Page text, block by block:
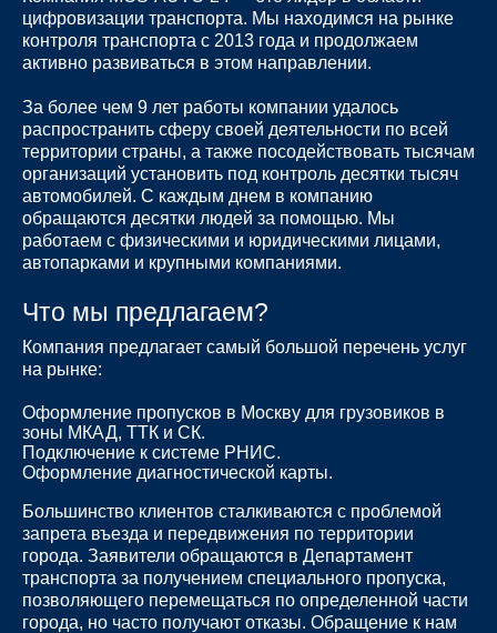
цифровизации транспорта. Мы находимся на рынке
контроля транспорта с 2013 года и продолжаем
активно развиваться в этом направлении.
За более чем 9 лет работы компании удалось
распространить сферу своей деятельности по всей
территории страны, а также посодействовать тысячам
организаций установить под контроль десятки тысяч
автомобилей. С каждым днем в компанию
обращаются десятки людей за помощью. Мы
работаем с физическими и юридическими лицами,
автопарками и крупными компаниями.
Что мы предлагаем?
Компания предлагает самый большой перечень услуг
на рынке:
Оформление пропусков в Москву для грузовиков в
зоны МКАД, ТТК и СК.
Подключение к системе РНИС.
Оформление диагностической карты.
Большинство клиентов сталкиваются с проблемой
запрета въезда и передвижения по территории
города. Заявители обращаются в Департамент
транспорта за получением специального пропуска,
позволяющего перемещаться по определенной части
города, но часто получают отказы. Обращение к нам